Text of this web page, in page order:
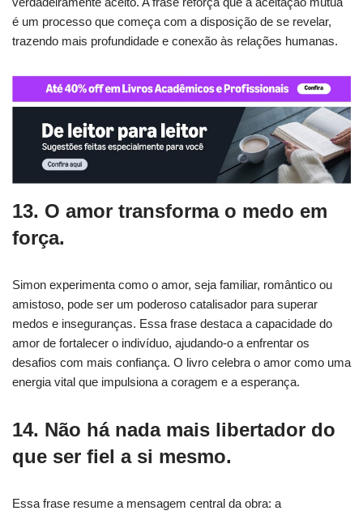
é um processo que começa com a disposição de se revelar,
trazendo mais profundidade e conexão às relações humanas.
13. O amor transforma o medo em
força.
Simon experimenta como o amor, seja familiar, romântico ou
amistoso, pode ser um poderoso catalisador para superar
medos e inseguranças. Essa frase destaca a capacidade do
amor de fortalecer o indivíduo, ajudando-o a enfrentar os
desafios com mais confiança. O livro celebra o amor como uma
energia vital que impulsiona a coragem e a esperança.
14. Não há nada mais libertador do
que ser fiel a si mesmo.
Essa frase resume a mensagem central da obra: a